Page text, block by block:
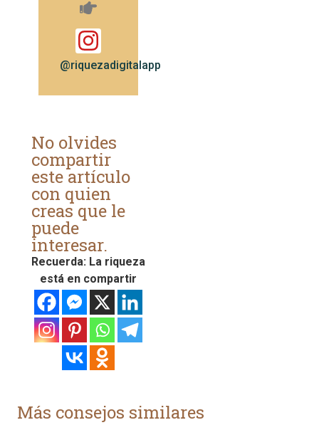
@riquezadigitalapp
No olvides
compartir
este artículo
con quien
creas que le
puede
interesar.
Recuerda: La riqueza
está en compartir
Más consejos similares